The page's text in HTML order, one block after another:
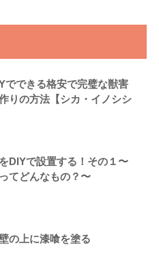
でできる格安で完璧な獣害
りの方法【シカ・イノシシ
DIYで設置する！その１〜
てどんなもの？〜
の上に漆喰を塗る